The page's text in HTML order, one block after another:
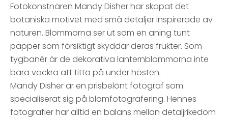
Fotokonstnären Mandy Disher har skapat det
botaniska motivet med små detaljer inspirerade av
naturen. Blommorna ser ut som en aning tunt
papper som försiktigt skyddar deras frukter. Som
tygbanér är de dekorativa lanternblommorna inte
bara vackra att titta på under hösten.
Mandy Disher är en prisbelönt fotograf som
specialiserat sig på blomfotografering. Hennes
fotografier har alltid en balans mellan detaljrikedom